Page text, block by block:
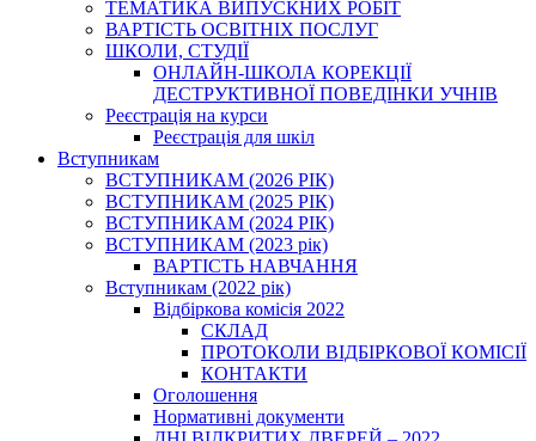
ТЕМАТИКА ВИПУСКНИХ РОБІТ
ВАРТІСТЬ ОСВІТНІХ ПОСЛУГ
ШКОЛИ, СТУДІЇ
ОНЛАЙН-ШКОЛА КОРЕКЦІЇ
ДЕСТРУКТИВНОЇ ПОВЕДІНКИ УЧНІВ
Реєстрація на курси
Реєстрація для шкіл
Вступникам
ВСТУПНИКАМ (2026 РІК)
ВСТУПНИКАМ (2025 РІК)
ВСТУПНИКАМ (2024 РІК)
ВСТУПНИКАМ (2023 рік)
ВАРТІСТЬ НАВЧАННЯ
Вступникам (2022 рік)
Відбіркова комісія 2022
СКЛАД
ПРОТОКОЛИ ВІДБІРКОВОЇ КОМІСІЇ
КОНТАКТИ
Оголошення
Нормативні документи